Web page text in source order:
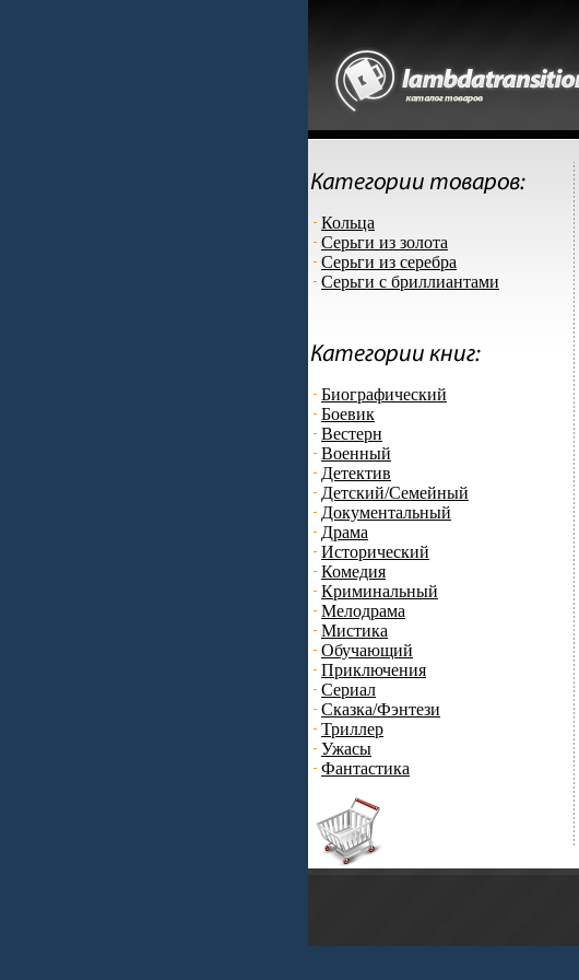
Кольца
Серьги из золота
Серьги из серебра
Серьги с бриллиантами
Биографический
Боевик
Вестерн
Военный
Детектив
Детский/Семейный
Документальный
Драма
Исторический
Комедия
Криминальный
Мелодрама
Мистика
Обучающий
Приключения
Сериал
Сказка/Фэнтези
Триллер
Ужасы
Фантастика